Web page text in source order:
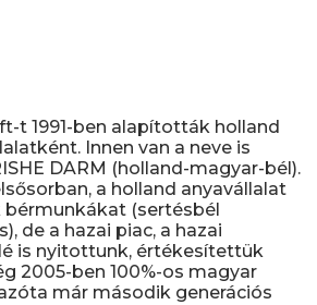
t 1991-ben alapították holland
Innen van a neve is
DARM (holland-magyar-bél).
a holland anyavállalat
bérmunkákat (sertésbél
de a hazai piac, a hazai
is nyitottunk, értékesítettük
2005-ben 100%-os magyar
már második generációs